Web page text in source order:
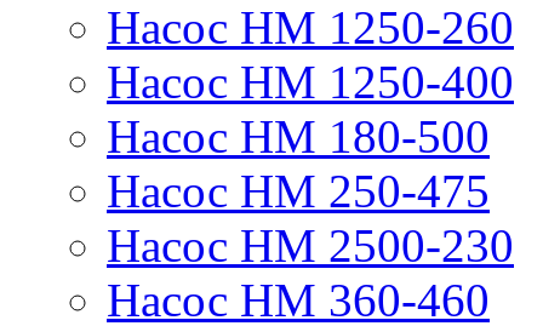
Насос НМ 1250-260
Насос НМ 1250-400
Насос НМ 180-500
Насос НМ 250-475
Насос НМ 2500-230
Насос НМ 360-460